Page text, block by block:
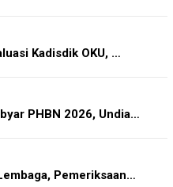
Kadisdik OKU, …
PHBN 2026, Undia…
Pemeriksaan…